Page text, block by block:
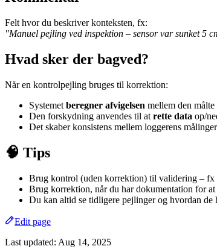
Felt hvor du beskriver konteksten, fx:
"Manuel pejling ved inspektion – sensor var sunket 5
Hvad sker der bagved?
Når en kontrolpejling bruges til korrektion:
Systemet beregner afvigelsen mellem den
Den forskydning anvendes til at rette data op/
Det skaber konsistens mellem loggerens
🧠 Tips
Brug kontrol (uden korrektion) til validering – fx
Brug korrektion, når du har dokumentation for
Du kan altid se tidligere pejlinger og hvordan de
Edit page
Last updated: Aug 14, 2025